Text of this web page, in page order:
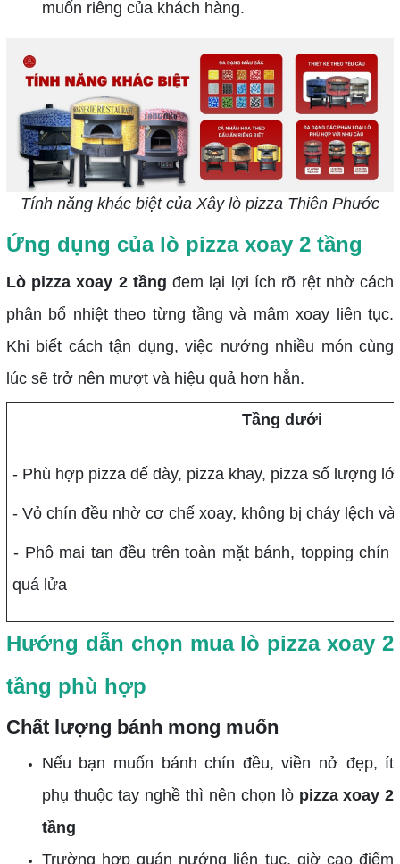
muốn riêng của khách hàng.
Tính năng khác biệt của Xây lò pizza Thiên Phước
Ứng dụng của lò pizza xoay 2 tầng
Lò pizza xoay 2 tầngđem lại lợi ích rõ rệt nhờ cách
phân bổ nhiệt theo từng tầng và mâm xoay liên tục.
Khi biết cách tận dụng, việc nướng nhiều món cùng
lúc sẽ trở nên mượt và hiệu quả hơn hẳn.
Tầng dưới
- Phù hợp pizza đế dày, pizza khay, pizza số lượng
- Vỏ chín đều nhờ cơ chế xoay, không bị cháy lệch
- Phô mai tan đều trên toàn mặt bánh, topping
quá lửa
Hướng dẫn chọn mua lò pizza xoay 2
tầng phù hợp
Chất lượng bánh mong muốn
Nếu bạn muốn bánh chín đều, viền nở đẹp, ít
phụ thuộc tay nghề thì nên chọn lòpizza xoay 2
tầng
Trường hợp quán nướng liên tục, giờ cao điểm